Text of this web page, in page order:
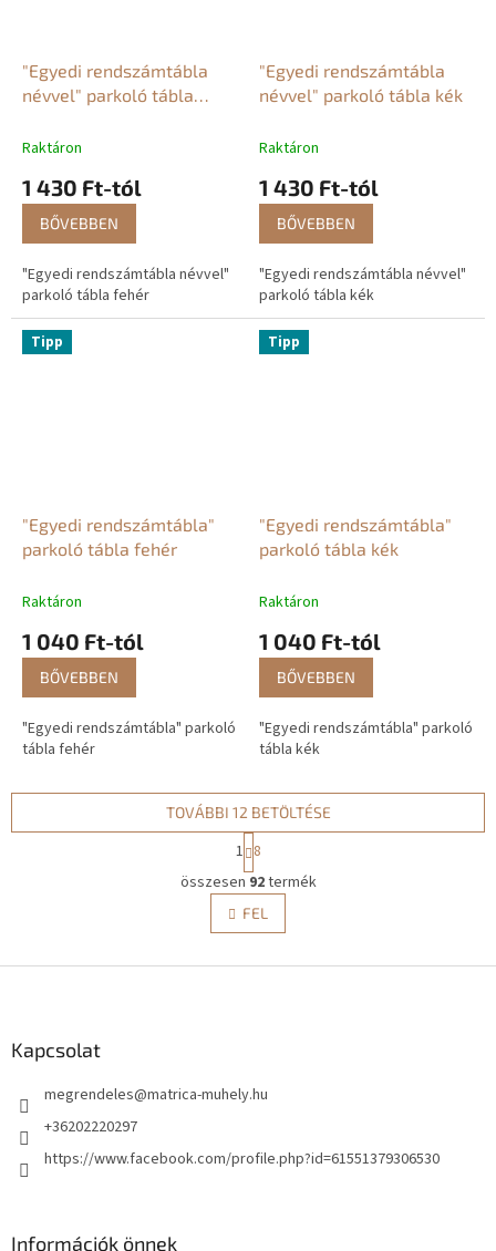
"Egyedi rendszámtábla
névvel" parkoló tábla
Raktáron
1 430 Ft-tól
BŐVEBBEN
"Egyedi rendszámtábla névvel"
parkoló tábla fehér
"Egyedi rendszámtábla
névvel" parkoló tábla kék
Raktáron
1 430 Ft-tól
BŐVEBBEN
"Egyedi rendszámtábla névvel"
parkoló tábla kék
Tipp
"Egyedi rendszámtábla"
parkoló tábla fehér
Raktáron
1 040 Ft-tól
BŐVEBBEN
"Egyedi rendszámtábla" parkoló
tábla fehér
Tipp
"Egyedi rendszámtábla"
parkoló tábla kék
Raktáron
1 040 Ft-tól
BŐVEBBEN
"Egyedi rendszámtábla" parkoló
tábla kék
L
i
s
t
t
e
TOVÁBBI 12 BETÖLTÉSE
L
a
p
o
z
á
1 8
összesen 92termék
FEL
Kapcsolat
megrendeles@matrica-muhely.hu
+36202220297
https://www.facebook.com/profile.php?id=61551379306530
Információk önnek